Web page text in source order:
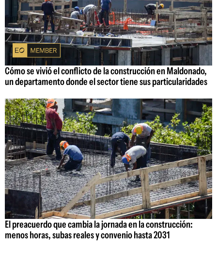
Cómo se vivió el conflicto de la construcción en Maldonado,
un departamento donde el sector tiene sus particularidades
El preacuerdo que cambia la jornada en la construcción:
menos horas, subas reales y convenio hasta 2031